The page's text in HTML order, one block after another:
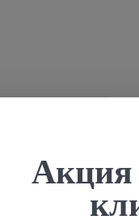
Акция